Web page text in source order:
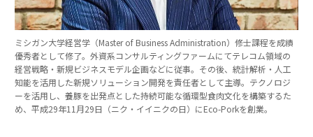
ミシガン大学経営学（Master of Business Administration）修士課程を成績
優秀者として修了。外資系コンサルティングファームにてテレコム領域の
経営戦略・新規ビジネスモデル企画などに従事。その後、統計解析・人工
知能を活用した新規ソリューション開発を責任者として主導。テクノロジ
ーを活用し、養豚を出発点とした持続可能な循環型食肉文化を構築するた
め、平成29年11月29日（ニク・イイニクの日）にEco-Porkを創業。